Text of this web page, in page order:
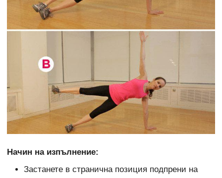
Начин на изпълнение:
Застанете в странична позиция подпрени на